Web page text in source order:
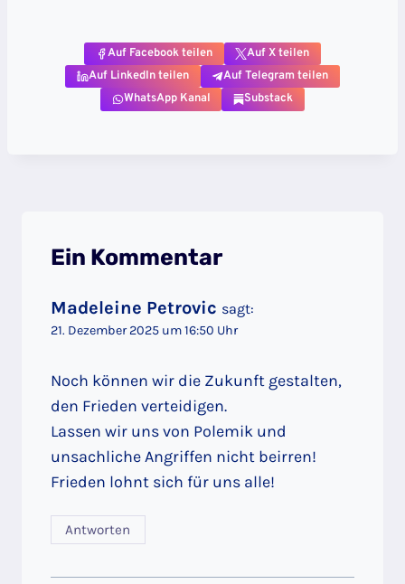
Auf Facebook teilen
Auf X teilen
Auf LinkedIn teilen
Auf Telegram teilen
WhatsApp Kanal
Substack
Ein Kommentar
Madeleine Petrovic sagt:
21. Dezember 2025 um 16:50 Uhr
Noch können wir die Zukunft gestalten,
den Frieden verteidigen.
Lassen wir uns von Polemik und
unsachliche Angriffen nicht beirren!
Frieden lohnt sich für uns alle!
Antworten